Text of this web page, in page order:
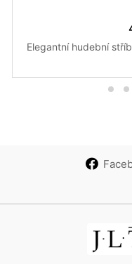
Elegantní hudební